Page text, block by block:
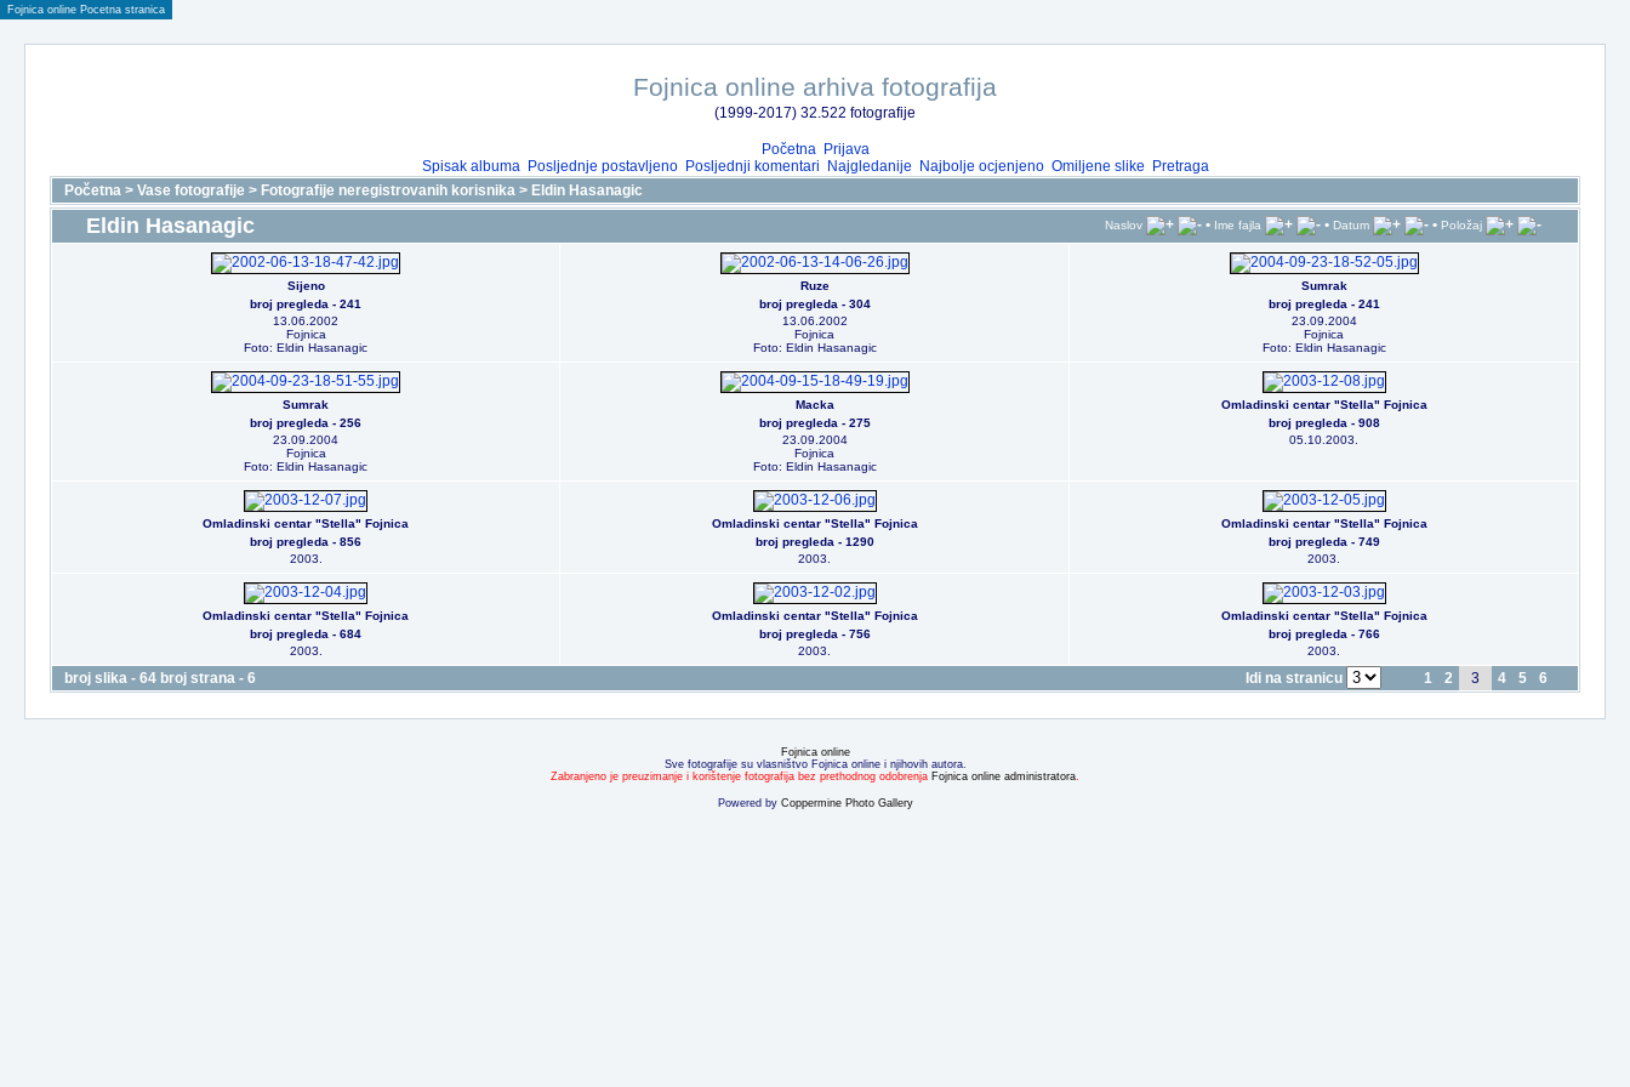
Fojnica online Pocetna stranica
Fojnica online arhiva fotografija
(1999-2017) 32.522 fotografije
Početna
Prijava
Spisak albuma
Posljednje postavljeno Posljednji komentari Najgledanije Najbolje ocjenjeno Omiljene slike
Pretraga
Početna > Vase fotografije > Fotografije neregistrovanih korisnika > Eldin Hasanagic
Eldin Hasanagic Naslov • Ime fajla • Datum • Položaj
Sijeno
broj pregleda - 241
13.06.2002
Fojnica
Foto: Eldin Hasanagic
Ruze
broj pregleda - 304
13.06.2002
Fojnica
Foto: Eldin Hasanagic
Sumrak
broj pregleda - 241
23.09.2004
Fojnica
Foto: Eldin Hasanagic
Sumrak
broj pregleda - 256
23.09.2004
Fojnica
Foto: Eldin Hasanagic
Macka
broj pregleda - 275
23.09.2004
Fojnica
Foto: Eldin Hasanagic
Omladinski centar "Stella" Fojnica
broj pregleda - 908
05.10.2003.
Omladinski centar "Stella" Fojnica
broj pregleda - 856
2003.
Omladinski centar "Stella" Fojnica
broj pregleda - 1290
2003.
Omladinski centar "Stella" Fojnica
broj pregleda - 749
2003.
Omladinski centar "Stella" Fojnica
broj pregleda - 684
2003.
Omladinski centar "Stella" Fojnica
broj pregleda - 756
2003.
Omladinski centar "Stella" Fojnica
broj pregleda - 766
2003.
broj slika - 64 broj strana - 6 Idi na stranicu 1 2 3 4 5 6
Fojnica online
Sve fotografije su vlasništvo Fojnica online i njihovih autora.
Zabranjeno je preuzimanje i korištenje fotografija bez prethodnog odobrenja Fojnica online administratora.
Powered by Coppermine Photo Gallery